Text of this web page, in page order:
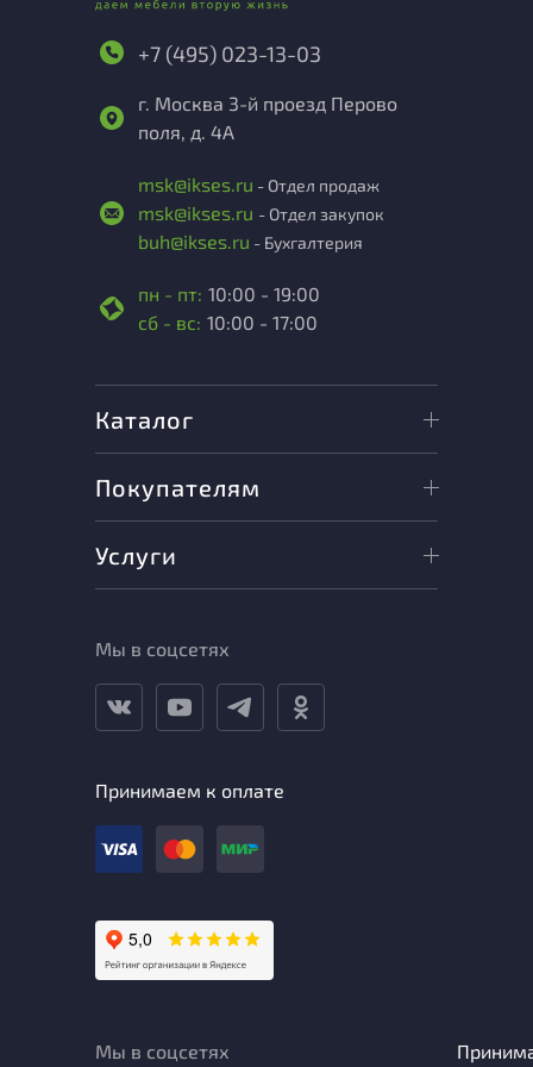
+7 (495) 023-13-03
г. Москва 3-й проезд Перово
поля, д. 4А
msk@ikses.ru - Отдел продаж
msk@ikses.ru - Отдел закупок
buh@ikses.ru - Бухгалтерия
пн - пт: 10:00 - 19:00
сб - вс: 10:00 - 17:00
Каталог
Покупателям
Услуги
Мы в соцсетях
Принимаем к оплате
Мы в соцсетях